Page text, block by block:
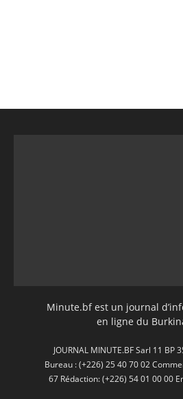
Minute.bf est un journal
en ligne du
JOURNAL MINUTE.BF Sarl 11 BP
Bureau : (+226) 25 40 70 02
67 Rédaction: (+226) 54 01 00 00